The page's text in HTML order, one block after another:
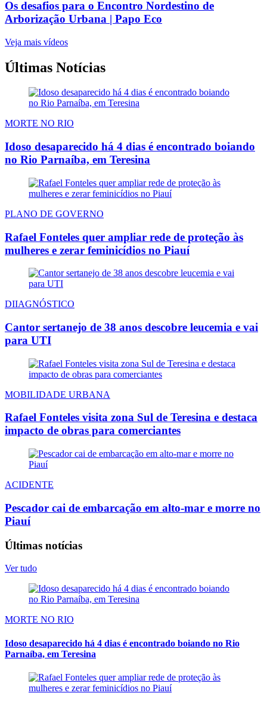
Os desafios para o Encontro Nordestino de
Arborização Urbana | Papo Eco
Veja mais vídeos
Últimas Notícias
MORTE NO RIO
Idoso desaparecido há 4 dias é encontrado boiando
no Rio Parnaíba, em Teresina
PLANO DE GOVERNO
Rafael Fonteles quer ampliar rede de proteção às
mulheres e zerar feminicídios no Piauí
DIIAGNÓSTICO
Cantor sertanejo de 38 anos descobre leucemia e vai
para UTI
MOBILIDADE URBANA
Rafael Fonteles visita zona Sul de Teresina e destaca
impacto de obras para comerciantes
ACIDENTE
Pescador cai de embarcação em alto-mar e morre no
Piauí
Últimas notícias
Ver tudo
MORTE NO RIO
Idoso desaparecido há 4 dias é encontrado boiando no Rio
Parnaíba, em Teresina